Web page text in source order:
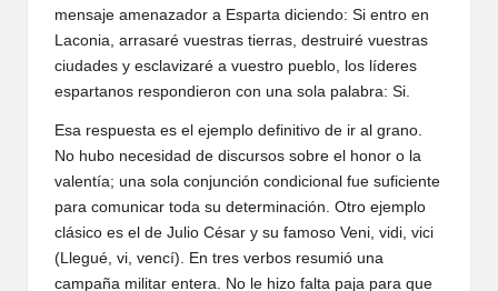
mensaje amenazador a Esparta diciendo: Si entro en
Laconia, arrasaré vuestras tierras, destruiré vuestras
ciudades y esclavizaré a vuestro pueblo, los líderes
espartanos respondieron con una sola palabra: Si.
Esa respuesta es el ejemplo definitivo de ir al grano.
No hubo necesidad de discursos sobre el honor o la
valentía; una sola conjunción condicional fue suficiente
para comunicar toda su determinación. Otro ejemplo
clásico es el de Julio César y su famoso Veni, vidi, vici
(Llegué, vi, vencí). En tres verbos resumió una
campaña militar entera. No le hizo falta paja para que